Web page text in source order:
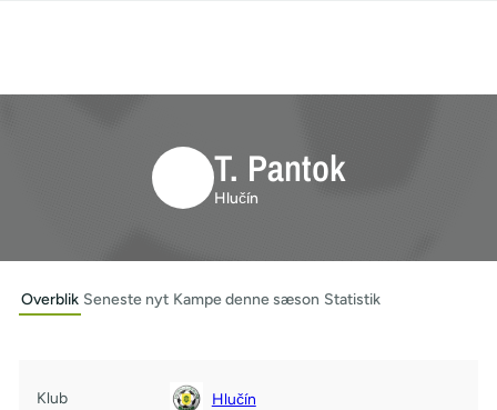
T. Pantok
Hlučín
Overblik Seneste nyt Kampe denne sæson Statistik
Klub Hlučín